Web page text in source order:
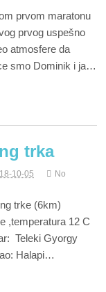
prvom maratonu
prvog uspešno
atmosfere da
smo Dominik i ja…
trka
10-05
No
trke (6km)
,temperatura 12 C
Teleki Gyorgy
Halapi…